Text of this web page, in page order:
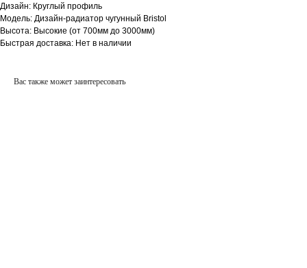
Дизайн: Круглый профиль
Модель: Дизайн-радиатор чугунный Bristol
Высота: Высокие (от 700мм до 3000мм)
Быстрая доставка: Нет в наличии
Вас также может заинтересовать